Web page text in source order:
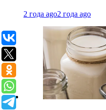
2 года ago2 года ago